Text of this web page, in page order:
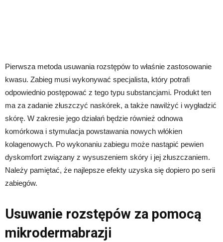
Pierwsza metoda usuwania rozstępów to właśnie zastosowanie
kwasu. Zabieg musi wykonywać specjalista, który potrafi
odpowiednio postępować z tego typu substancjami. Produkt ten
ma za zadanie złuszczyć naskórek, a także nawilżyć i wygładzić
skórę. W zakresie jego działań będzie również odnowa
komórkowa i stymulacja powstawania nowych włókien
kolagenowych. Po wykonaniu zabiegu może nastąpić pewien
dyskomfort związany z wysuszeniem skóry i jej złuszczaniem.
Należy pamiętać, że najlepsze efekty uzyska się dopiero po serii
zabiegów.
Usuwanie rozstępów za pomocą
mikrodermabrazji